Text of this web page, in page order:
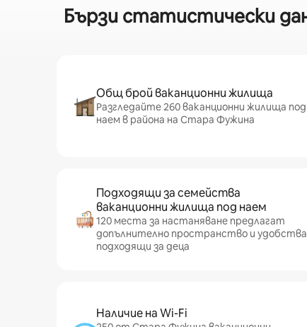
Бързи статистически
Общ брой ваканционни жилища
Разгледайте 260 ваканционни жилища под
наем в района на Стара Фужина
Подходящи за семейства
ваканционни жилища под наем
120 места за настаняване предлагат
допълнително пространство и
подходящи за деца
Наличие на Wi-Fi